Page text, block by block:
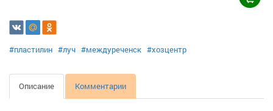
#пластилин #луч #междуреченск #хозцентр
Описание Комментарии